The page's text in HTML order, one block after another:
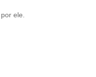
ele.